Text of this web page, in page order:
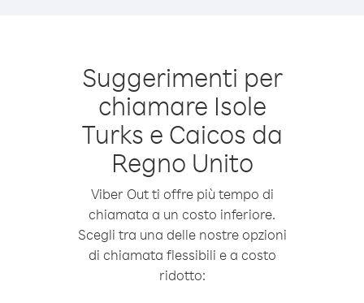
Suggerimenti per
chiamare Isole
Turks e Caicos da
Regno Unito
Viber Out ti offre più tempo di
chiamata a un costo inferiore.
Scegli tra una delle nostre opzioni
di chiamata flessibili e a costo
ridotto: